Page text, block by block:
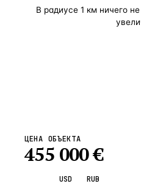
В радиусе 1 км ничего
ЦЕНА ОБЪЕКТА
455 000€
USD RUB